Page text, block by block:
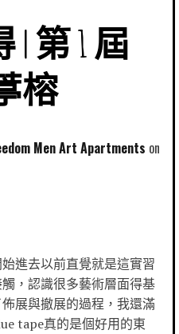
第 1 屆
榕
Men Art Apartments
進去以前直覺就是這實習
，認識很多藝術層面得基
展與撤展的過程，我還滿
tape真的是個好用的東